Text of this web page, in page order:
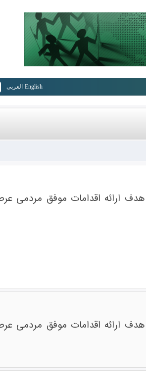
English العربی
ارائه اقدامات موفق مردمی
ارائه اقدامات موفق مردمی